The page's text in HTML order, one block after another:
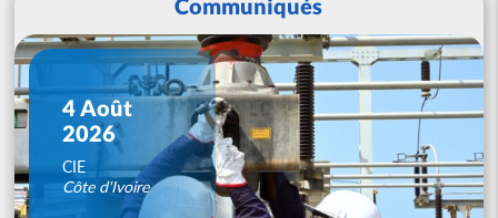
Communiqués
4 Août
2026
CIE
Côte d'Ivoire